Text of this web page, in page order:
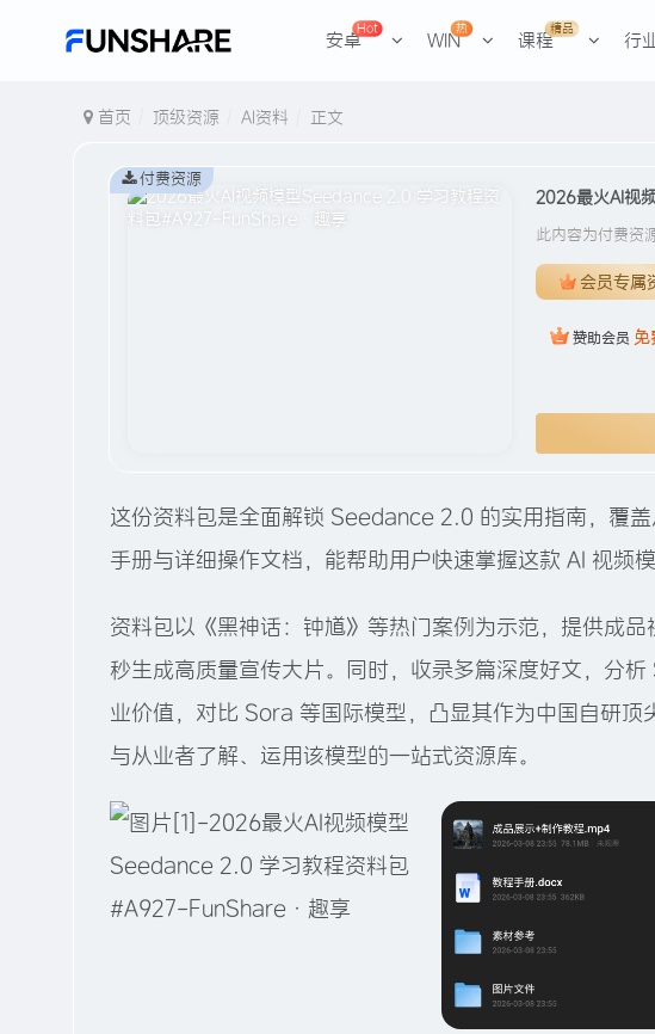
安卓
Hot
WIN
热
课程
精品
行
首页 顶级资源 AI资料 正文
2026最火AI视
此内容为付费资
会员专属
赞助会员 免
付费资源
这份资料包是全面解锁 Seedance 2.0 的实用指南，覆
手册与详细操作文档，能帮助用户快速掌握这款 AI 视频模
资料包以《黑神话：钟馗》等热门案例为示范，提供成
秒生成高质量宣传大片。同时，收录多篇深度好文，分
业价值，对比 Sora 等国际模型，凸显其作为中国自研
与从业者了解、运用该模型的一站式资源库。